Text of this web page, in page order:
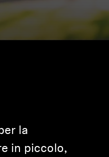
la
in piccolo,